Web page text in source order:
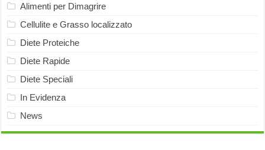
Alimenti per Dimagrire
Cellulite e Grasso localizzato
Diete Proteiche
Diete Rapide
Diete Speciali
In Evidenza
News